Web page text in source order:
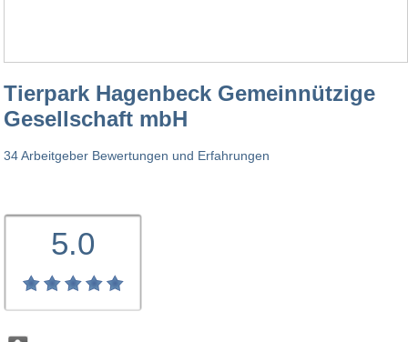
Tierpark Hagenbeck Gemeinnützige
Gesellschaft mbH
34 Arbeitgeber Bewertungen und Erfahrungen
5.0